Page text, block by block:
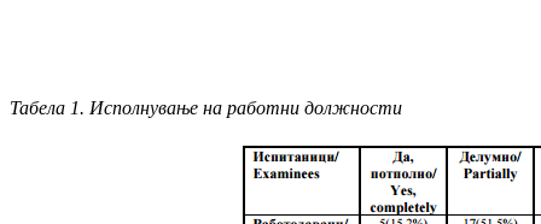
Табела 1. Исполнување на работни должности